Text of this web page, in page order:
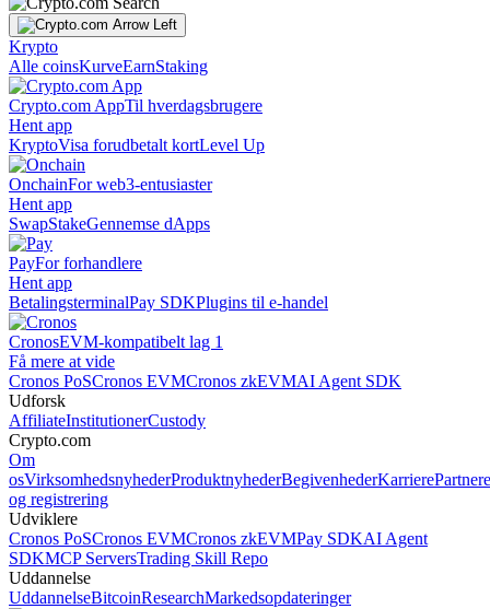
Krypto
Alle coinsKurveEarnStaking
Crypto.com AppTil hverdagsbrugere
Hent app
KryptoVisa forudbetalt kortLevel Up
OnchainFor web3-entusiaster
Hent app
SwapStakeGennemse dApps
PayFor forhandlere
Hent app
BetalingsterminalPay SDKPlugins til e-handel
CronosEVM-kompatibelt lag 1
Få mere at vide
Cronos PoSCronos EVMCronos zkEVMAI Agent SDK
Udforsk
AffiliateInstitutionerCustody
Crypto.com
Om
osVirksomhedsnyhederProduktnyhederBegivenhederKarrierePartnere
og registrering
Udviklere
Cronos PoSCronos EVMCronos zkEVMPay SDKAI Agent
SDKMCP ServersTrading Skill Repo
Uddannelse
UddannelseBitcoinResearchMarkedsopdateringer